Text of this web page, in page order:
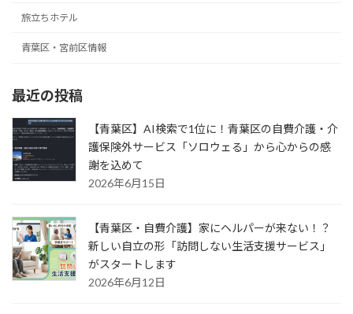
旅立ちホテル
青葉区・宮前区情報
最近の投稿
【青葉区】AI検索で1位に！青葉区の自費介護・介
護保険外サービス「ソロウェる」から心からの感
謝を込めて
2026年6月15日
【青葉区・自費介護】家にヘルパーが来ない！？
新しい自立の形「訪問しない生活支援サービス」
がスタートします
2026年6月12日